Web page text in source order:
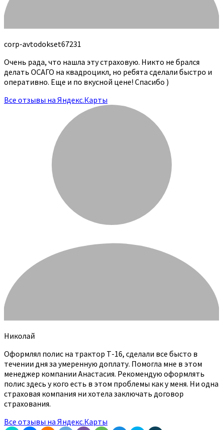
corp-avtodokset67231
Очень рада, что нашла эту страховую. Никто не брался
делать ОСАГО на квадроцикл, но ребята сделали быстро и
оперативно. Еще и по вкусной цене! Спасибо )
Все отзывы на Яндекс.Карты
Николай
Оформлял полис на трактор Т-16, сделали все бысто в
течении дня за умеренную доплату. Помогла мне в этом
менеджер компании Анастасия. Рекомендую оформлять
полис здесь у кого есть в этом проблемы как у меня. Ни одна
страховая компания ни хотела заключать договор
страхования.
Все отзывы на Яндекс.Карты